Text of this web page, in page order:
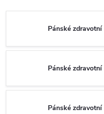
Pánské
Pánské
Pánské